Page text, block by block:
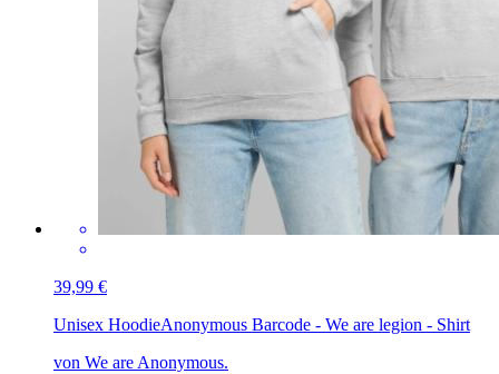
39,99 €
Unisex HoodieAnonymous Barcode - We are legion - Shirt
von We are Anonymous.